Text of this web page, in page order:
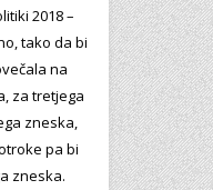
2018 –
tako da bi
na
za tretjega
zneska,
pa bi
zneska.